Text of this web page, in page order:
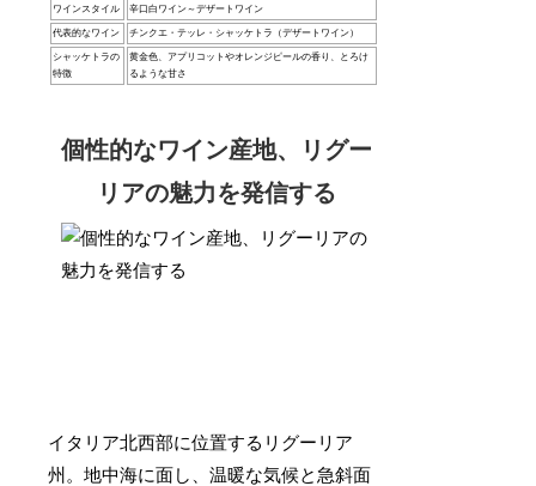
ワインスタイル 辛口白ワイン～デザートワイン
代表的なワイン チンクエ・テッレ・シャッケトラ（デザートワイン）
シャッケトラの
特徴
黄金色、アプリコットやオレンジピールの香り、とろけ
るような甘さ
個性的なワイン産地、リグー
リアの魅力を発信する
イタリア北西部に位置するリグーリア
州。地中海に面し、温暖な気候と急斜面